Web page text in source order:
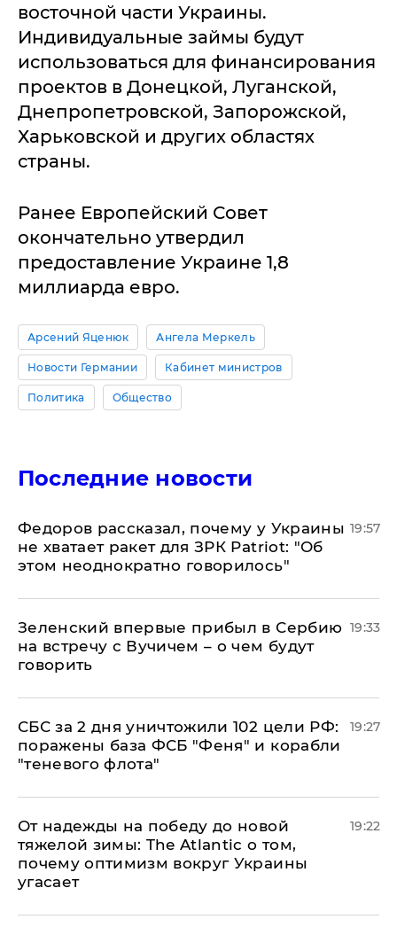
восточной части Украины.
Индивидуальные займы будут
использоваться для финансирования
проектов в Донецкой, Луганской,
Днепропетровской, Запорожской,
Харьковской и других областях
страны.
Ранее Европейский Совет
окончательно утвердил
предоставление Украине 1,8
миллиарда евро.
Арсений Яценюк Ангела Меркель
Новости Германии Кабинет министров
Политика Общество
Последние новости
Федоров рассказал, почему у Украины
не хватает ракет для ЗРК Patriot: "Об
этом неоднократно говорилось"
19:57
Зеленский впервые прибыл в Сербию
на встречу с Вучичем – о чем будут
говорить
19:33
СБС за 2 дня уничтожили 102 цели РФ:
поражены база ФСБ "Феня" и корабли
"теневого флота"
19:27
От надежды на победу до новой
тяжелой зимы: The Atlantic о том,
почему оптимизм вокруг Украины
угасает
19:22